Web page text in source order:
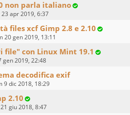
non parla italiano
apr 2019, 6:37
files xcf Gimp 2.8 e 2.10
20 gen 2019, 13:11
file" con Linux Mint 19.1
gen 2019, 22:48
decodifica exif
9 dic 2018, 18:29
2.10
giu 2018, 8:47